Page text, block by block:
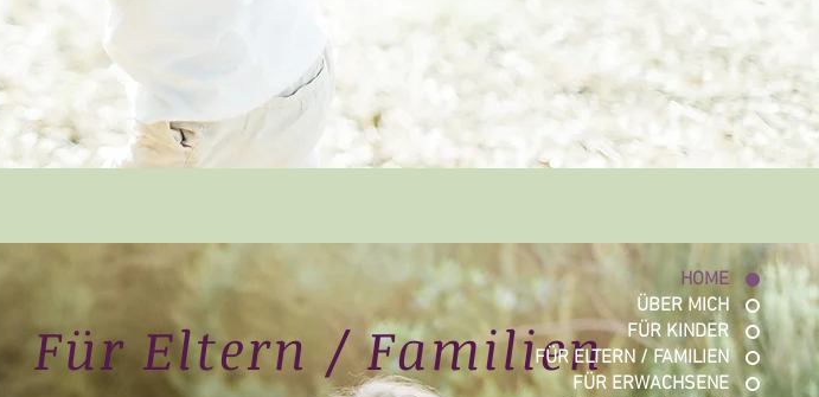
HOME
ÜBER MICH
FÜR KINDER
FÜR ELTERN / FAMILIEN
FÜR ERWACHSENE
Für Eltern / Familien